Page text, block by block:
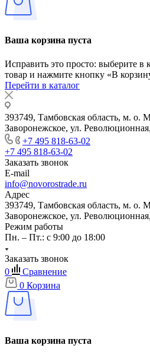
Ваша корзина пуста
Исправить это просто: выберите в
товар и нажмите кнопку «В
Перейти в каталог
393749, Тамбовская область, м. о.
Заворонежское, ул.
+7 495 818-63-02
+7 495 818-63-02
Заказать звонок
E-mail
info@novorostrade.ru
Адрес
393749, Тамбовская область, м. о.
Заворонежское, ул.
Режим работы
Пн. – Пт.: с 9:00 до 18:00
Заказать звонок
0
Сравнение
0 Корзина
Ваша корзина пуста